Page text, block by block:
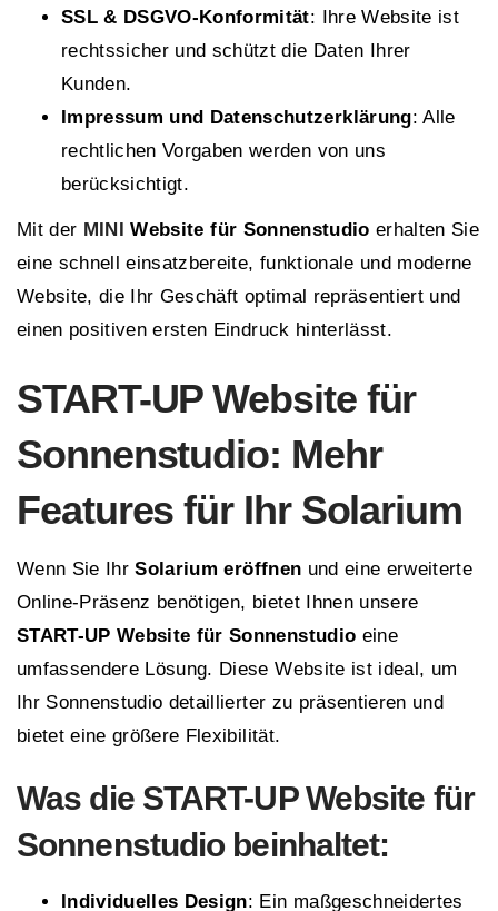
SSL & DSGVO-Konformität: Ihre Website ist
rechtssicher und schützt die Daten Ihrer
Kunden.
Impressum und Datenschutzerklärung: Alle
rechtlichen Vorgaben werden von uns
berücksichtigt.
Mit der MINI Website für Sonnenstudio erhalten Sie
eine schnell einsatzbereite, funktionale und moderne
Website, die Ihr Geschäft optimal repräsentiert und
einen positiven ersten Eindruck hinterlässt.
START-UPWebsite für
Sonnenstudio: Mehr
Features für Ihr Solarium
Wenn Sie IhrSolarium eröffnen und eine erweiterte
Online-Präsenz benötigen, bietet Ihnen unsere
START-UP Website für Sonnenstudio eine
umfassendere Lösung. Diese Website ist ideal, um
Ihr Sonnenstudio detaillierter zu präsentieren und
bietet eine größere Flexibilität.
Was die START-UPWebsite für
Sonnenstudio beinhaltet:
Individuelles Design: Ein maßgeschneidertes